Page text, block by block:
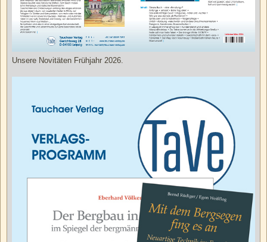
Unsere Novitäten Frühjahr 2026.